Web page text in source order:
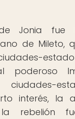
Jonia fue
de Mileto,
poderoso
interés, la
rebelión